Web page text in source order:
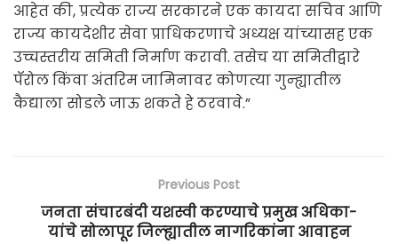
आहेत की, प्रत्येक राज्य सरकारने एक कायदा सचिव आणि
राज्य कायदेशीर सेवा प्राधिकरणाचे अध्यक्ष यांच्यासह एक
उच्चस्तरीय समिती निर्माण करावी. तसेच या समितीद्वारे
पॅरोल किंवा अंतरिम जामिनावर कोणत्या गुन्ह्यातील
कैद्याला सोडले जाऊ शकते हे ठरवावे.”
Previous Post
जनता संचारबंदी यशस्वी करण्याचे प्रमुख अधिका-
यांचे सोलापूर जिल्ह्यातील नागरिकांना आवाहन